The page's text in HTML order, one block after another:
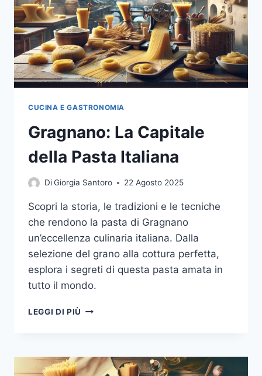
SEMOLA,
BRONZO,
ESSICCAZIONE
E
GLUTEN
FREE
CUCINA E GASTRONOMIA
Gragnano: La Capitale
della Pasta Italiana
DiGiorgia Santoro 22 Agosto 2025
Scopri la storia, le tradizioni e le tecniche
che rendono la pasta di Gragnano
un’eccellenza culinaria italiana. Dalla
selezione del grano alla cottura perfetta,
esplora i segreti di questa pasta amata in
tutto il mondo.
LEGGI DI PIÙ GRAGNANO:
PASTA
ITALIANA